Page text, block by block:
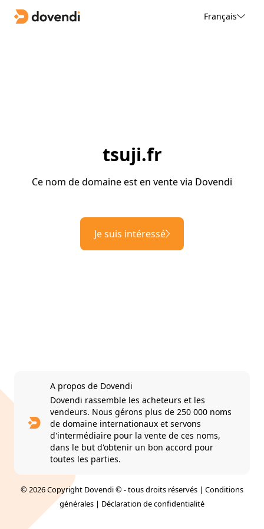
Français
tsuji.fr
Ce nom de domaine est en vente via Dovendi
Je suis intéressé
A propos de Dovendi
Dovendi rassemble les acheteurs et les
vendeurs. Nous gérons plus de 250 000 noms
de domaine internationaux et servons
d'intermédiaire pour la vente de ces noms,
dans le but d'obtenir un bon accord pour
toutes les parties.
© 2026 Copyright Dovendi © - tous droits réservés | Conditions
générales | Déclaration de confidentialité